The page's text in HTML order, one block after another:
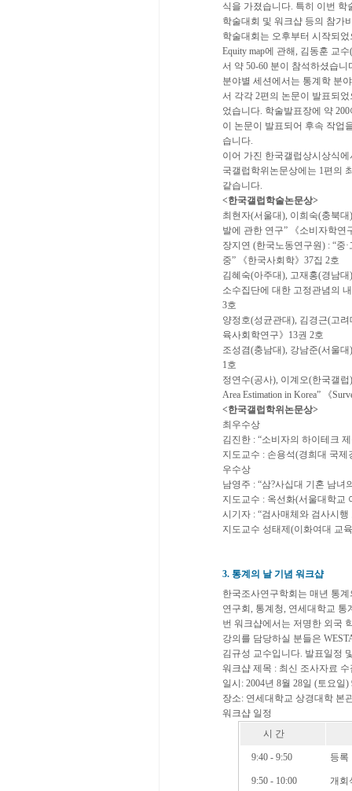
식을 가졌습니다. 특히 이번
학술대회 및 워크샵 등의 참가
학술대회는 오후부터 시작되
Equity map에 관해, 김동훈 교
서 약 50-60 분이 참석하셨습니
분야별 세션에서는 통계학 분
서 각각 2편의 논문이 발표되
었습니다. 학술발표장에 약
이 논문이 발표되어 후속 작업
습니다.
이어 가진 한국갤럽상시상식
국갤럽학위논문상에는 1편의
같습니다.
<한국갤럽학술논문상>
최현자(서울대), 이희숙(충북
발에 관한 연구” 《소비자학연
장지연 (한국노동연구원) : “중
중” 《한국사회학》37집 2호
김혜숙(아주대), 고재홍(경남
소수집단에 대한 고정관념의
3호
양정호(성균관대), 김경근(고
육사회학연구》13권 2호
조성겸(충남대), 강남준(서울
1호
정연수(공사), 이계오(한국갤럽
Area Estimation in Korea” 《
<한국갤럽학위논문상>
최우수상
김진한 : “소비자의 하이테크
지도교수 : 손용석(경희대 국제
우수상
남영주 : “삼?사십대 기혼 남녀
지도교수 : 옥선화(서울대학교
시기자 : “검사매체와 검사시
지도교수 성태제(이화여대 교
3. 통계의 날 기념 워크샵
한국조사연구학회는 매년 통
연구회, 통계청, 연세대학교
번 워크샵에서는 저명한 외국
강의를 담당하실 분들은
김규성 교수입니다. 발표일정
워크샵 제목 : 최신 조사자료
일시: 2004년 8월 28일 (토요일)
장소: 연세대학교 상경대학 본
워크샵 일정
시 간
9:40 - 9:50 등록
9:50 - 10:00 개회